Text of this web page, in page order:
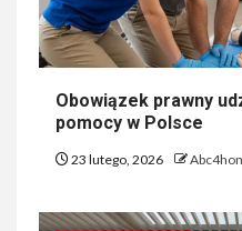
Obowiązek prawny
pomocy w Polsce
23 lutego, 2026